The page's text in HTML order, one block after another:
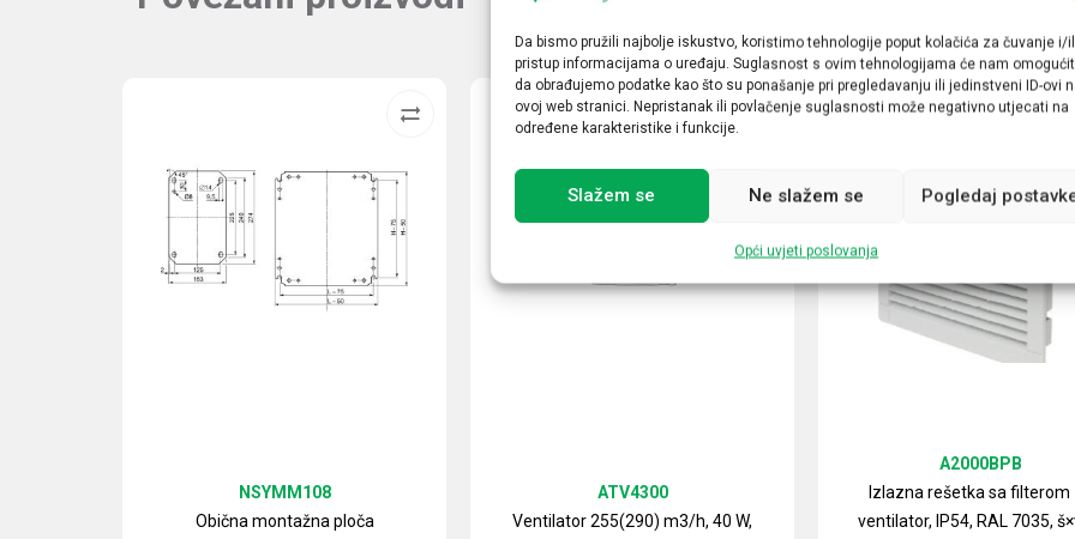
Da bismo pružili najbolje iskustvo, koristimo tehnologije poput kolačića za čuvanje i/
pristup informacijama o uređaju. Suglasnost s ovim tehnologijama će nam
da obrađujemo podatke kao što su ponašanje pri pregledavanju ili jedinstveni ID-ovi
ovoj web stranici. Nepristanak ili povlačenje suglasnosti može negativno utjecati na
određene karakteristike i funkcije.
Slažem se Ne slažem se Pogledaj
Opći uvjeti poslovanja
Obična montažna ploča
NSYMM108
Ventilator 255(290) m3/h, 40 W,
ATV4300
Izlazna rešetka sa filterom
ventilator, IP54, RAL 7035,
A2000BPB